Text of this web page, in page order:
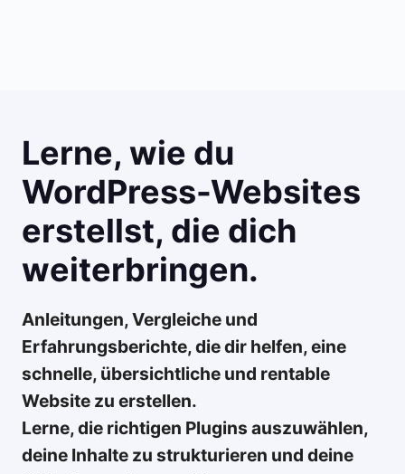
Lerne, wie du
WordPress-Websites
erstellst, die dich
weiterbringen.
Anleitungen, Vergleiche und
Erfahrungsberichte, die dir helfen, eine
schnelle, übersichtliche und rentable
Website zu erstellen.
Lerne, die richtigen Plugins auszuwählen,
deine Inhalte zu strukturieren und deine